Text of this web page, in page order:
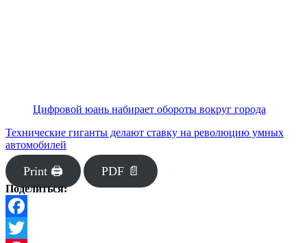
Цифровой юань набирает обороты вокруг города
Технические гиганты делают ставку на революцию умных
автомобилей
Print 🖨 PDF 📄
Поделиться:
Facebook